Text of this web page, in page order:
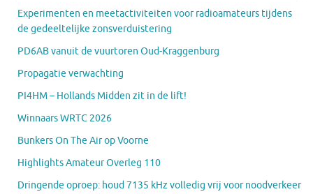
Experimenten en meetactiviteiten voor radioamateurs tijdens
de gedeeltelijke zonsverduistering
PD6AB vanuit de vuurtoren Oud-Kraggenburg
Propagatie verwachting
PI4HM – Hollands Midden zit in de lift!
Winnaars WRTC 2026
Bunkers On The Air op Voorne
Highlights Amateur Overleg 110
Dringende oproep: houd 7135 kHz volledig vrij voor noodverkeer